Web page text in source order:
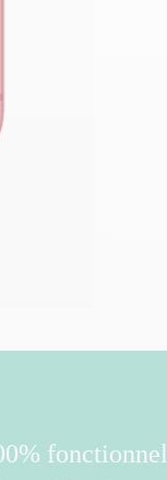
fonctionnel